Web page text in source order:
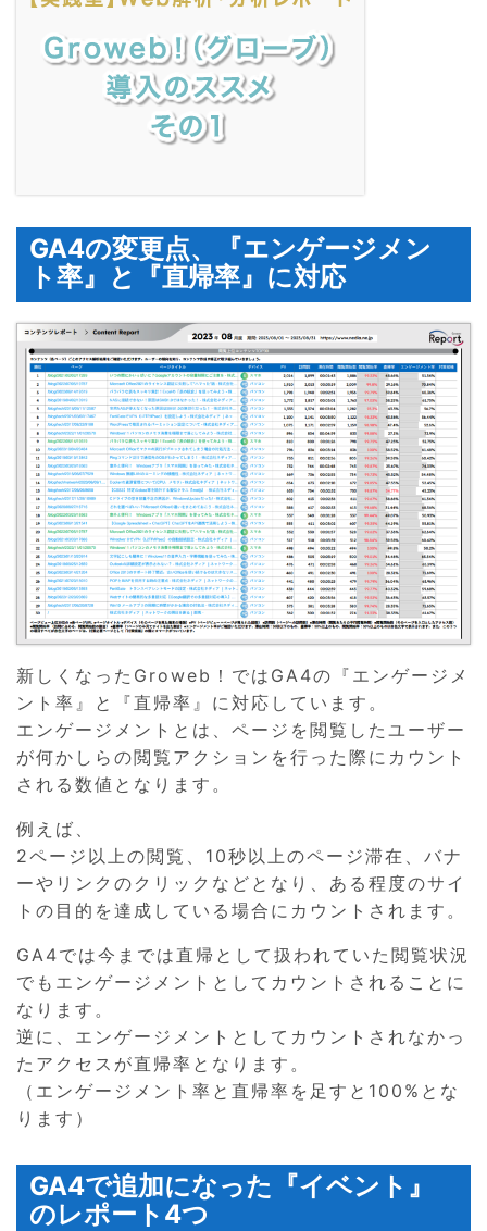
GA4の変更点、『エンゲージメン
ト率』と『直帰率』に対応
新しくなったGroweb！ではGA4の『エンゲージメ
ント率』と『直帰率』に対応しています。
エンゲージメントとは、ページを閲覧したユーザー
が何かしらの閲覧アクションを行った際にカウント
される数値となります。
例えば、
2ページ以上の閲覧、10秒以上のページ滞在、バナ
ーやリンクのクリックなどとなり、ある程度のサイ
トの目的を達成している場合にカウントされます。
GA4では今までは直帰として扱われていた閲覧状況
でもエンゲージメントとしてカウントされることに
なります。
逆に、エンゲージメントとしてカウントされなかっ
たアクセスが直帰率となります。
（エンゲージメント率と直帰率を足すと100%とな
ります）
GA4で追加になった『イベント』
のレポート4つ